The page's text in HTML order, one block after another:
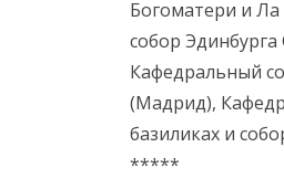
Богоматери и
собор
Кафедральный
(Мадрид),
базиликах и
*****